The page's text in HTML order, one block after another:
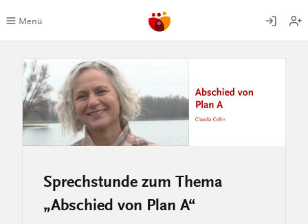
InhaltMenü
Sprechstunde zum Thema
„Abschied von Plan A“